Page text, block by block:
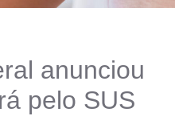
anunciou
pelo SUS